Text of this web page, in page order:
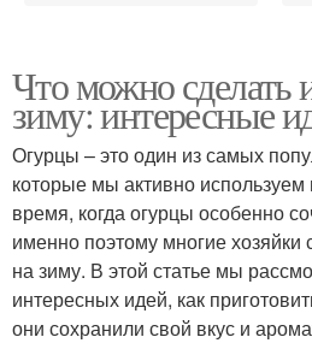
Что можно сделать
зиму: интересные
Огурцы – это один из самых
которые мы активно используем
время, когда огурцы особенно
именно поэтому многие хозяйки
на зиму. В этой статье мы
интересных идей, как
они сохранили свой вкус и